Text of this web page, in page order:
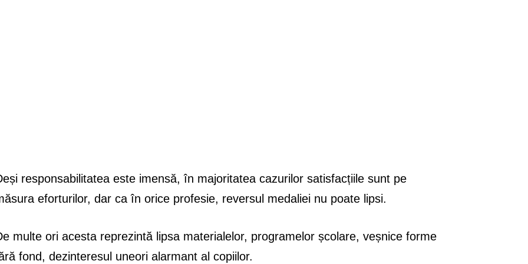
responsabilitatea este imensă, în majoritatea cazurilor satisfacțiile sunt pe
eforturilor, dar ca în orice profesie, reversul medaliei nu poate lipsi.
multe ori acesta reprezintă lipsa materialelor, programelor școlare, veșnice forme
fond, dezinteresul uneori alarmant al copiilor.